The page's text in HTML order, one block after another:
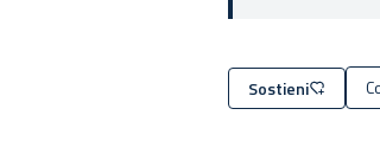
Sostieni